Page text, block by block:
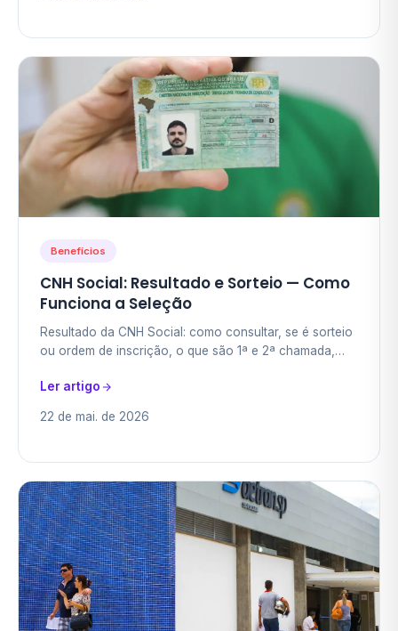
Benefícios
CNH Social: Resultado e Sorteio — Como
Funciona a Seleção
Resultado da CNH Social: como consultar, se é sorteio
ou ordem de inscrição, o que são 1ª e 2ª chamada,
Ler artigo
22 de mai. de 2026